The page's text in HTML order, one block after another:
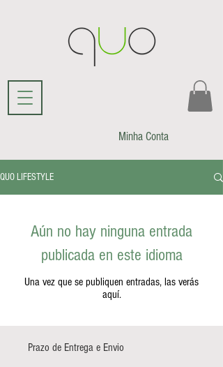
Minha Conta
QUO LIFESTYLE
Aún no hay ninguna entrada
publicada en este idioma
Una vez que se publiquen entradas, las verás
aquí.
Prazo de Entrega e Envio